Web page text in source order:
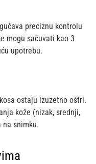
preciznu kontrolu
mogu sačuvati kao 3
upotrebu.
ostaju izuzetno oštri.
kože (nizak, srednji,
na snimku.